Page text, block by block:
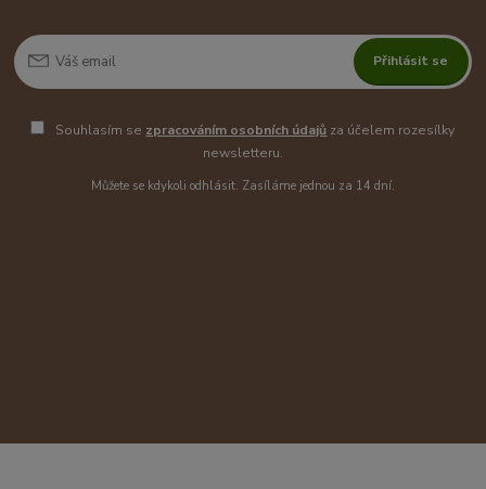
Přihlásit se
Souhlasím se zpracováním osobních údajů za účelem rozesílky
newsletteru.
Můžete se kdykoli odhlásit. Zasíláme jednou za 14 dní.